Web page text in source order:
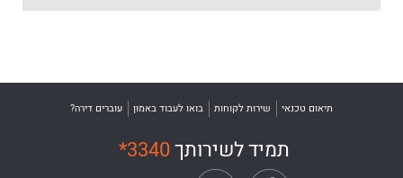
תיאום טכנאי שירות לקוחות בואו לעבוד באמון עוברים דירה?
תמיד לשירותך*3340